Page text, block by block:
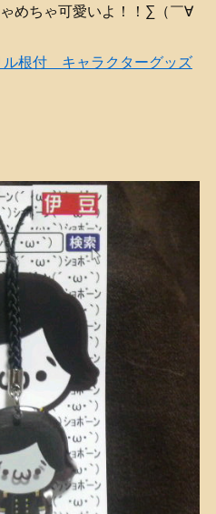
めちゃ可愛いよ！！∑（￣∀
ル根付 キャラクターグッズ